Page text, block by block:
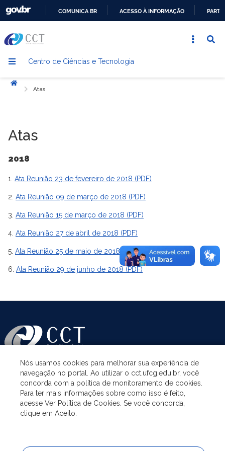
CONTEÚDO
COMUNICA BR ACESSO À INFORMAÇÃO
Centro de Ciências e Tecnologia
Início
Atas
Atas
2018
1. Ata Reunião 23 de fevereiro de 2018 (PDF)
2. Ata Reunião 09 de março de 2018 (PDF)
3. Ata Reunião 15 de março de 2018 (PDF)
4. Ata Reunião 27 de abril de 2018 (PDF)
5. Ata Reunião 25 de maio de 2018 (PDF)
6. Ata Reunião 29 de junho de 2018 (PDF)
ASSUNTOS
ACESSO À INFORMAÇÃO
Nós usamos cookies para melhorar sua experiência de
navegação no portal. Ao utilizar o cct.ufcg.edu.br, você
concorda com a política de monitoramento de cookies.
Para ter mais informações sobre como isso é feito,
acesse Ver Política de Cookies. Se você concorda,
clique em Aceito.